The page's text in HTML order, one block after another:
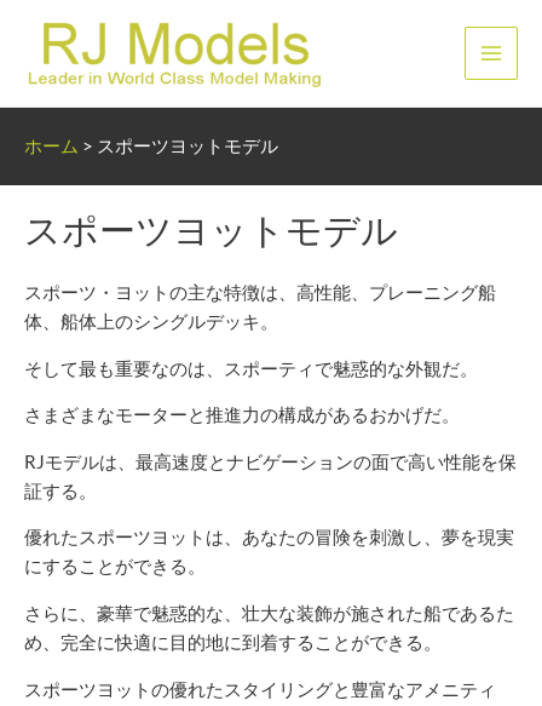
プ
メ
ホーム > スポーツヨットモデル
スポーツヨットモデル
スポーツ・ヨットの主な特徴は、高性能、プレーニング船
体、船体上のシングルデッキ。
そして最も重要なのは、スポーティで魅惑的な外観だ。
さまざまなモーターと推進力の構成があるおかげだ。
RJモデルは、最高速度とナビゲーションの面で高い性能を保
証する。
優れたスポーツヨットは、あなたの冒険を刺激し、夢を現実
にすることができる。
さらに、豪華で魅惑的な、壮大な装飾が施された船であるた
め、完全に快適に目的地に到着することができる。
スポーツヨットの優れたスタイリングと豊富なアメニティ